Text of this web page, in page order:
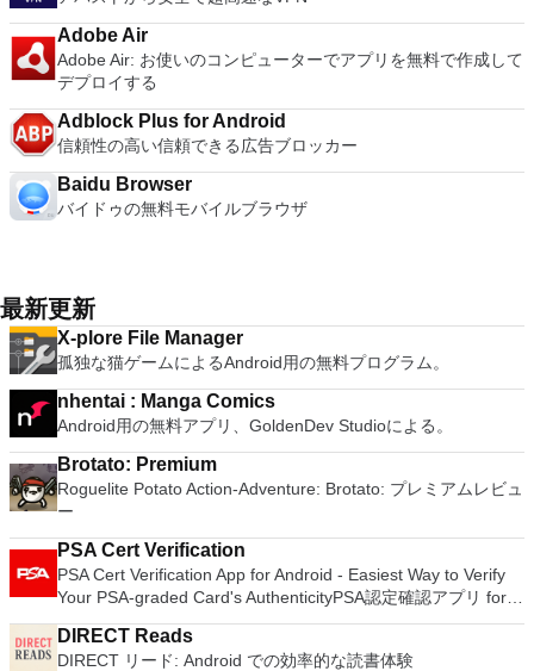
Adobe Air
Adobe Air: お使いのコンピューターでアプリを無料で作成して
デプロイする
Adblock Plus for Android
信頼性の高い信頼できる広告ブロッカー
Baidu Browser
バイドゥの無料モバイルブラウザ
最新更新
X-plore File Manager
孤独な猫ゲームによるAndroid用の無料プログラム。
nhentai : Manga Comics
Android用の無料アプリ、GoldenDev Studioによる。
Brotato: Premium
Roguelite Potato Action-Adventure: Brotato: プレミアムレビュ
ー
PSA Cert Verification
PSA Cert Verification App for Android - Easiest Way to Verify
Your PSA-graded Card's AuthenticityPSA認定確認アプリ for
Android - PSA評価カードの真正性を確認する最も簡単な方法
DIRECT Reads
DIRECT リード: Android での効率的な読書体験